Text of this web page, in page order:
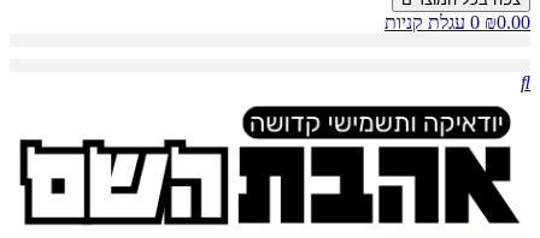
₪0.00
0 עגלת קניות